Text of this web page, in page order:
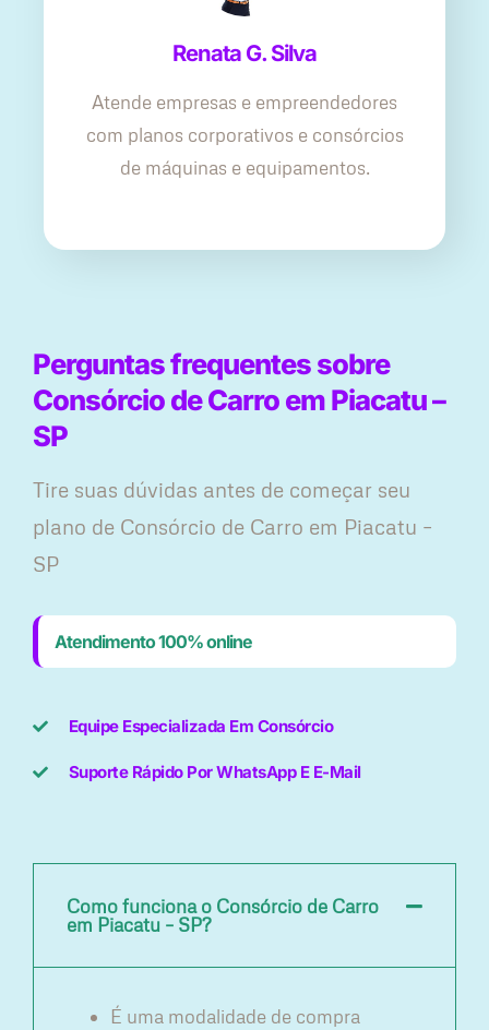
Renata G. Silva
Atende empresas e empreendedores
com planos corporativos e consórcios
de máquinas e equipamentos.
Perguntas frequentes sobre
Consórcio de Carro em Piacatu –
SP
Tire suas dúvidas antes de começar seu
plano ​de Consórcio de Carro em Piacatu –
SP
Atendimento 100% online
Equipe Especializada Em Consórcio
Suporte Rápido Por WhatsApp E E-Mail
Como funciona o Consórcio de Carro
em Piacatu – SP?
É uma modalidade de compra